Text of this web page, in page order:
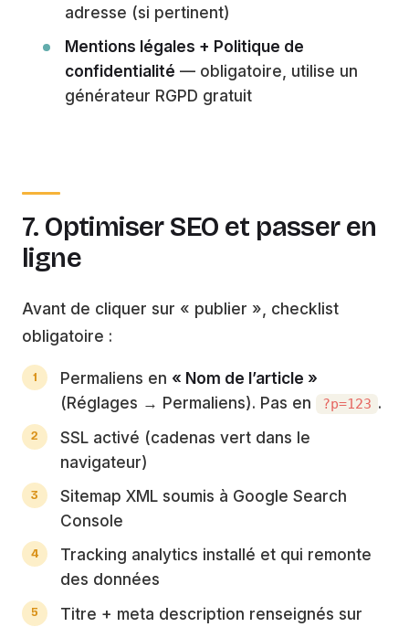
adresse (si pertinent)
Mentions légales + Politique de
confidentialité — obligatoire, utilise un
générateur RGPD gratuit
7. Optimiser SEO et passer en
ligne
Avant de cliquer sur « publier », checklist
obligatoire :
Permaliens en « Nom de l’article »
(Réglages → Permaliens). Pas en
?p=123 .
SSL activé (cadenas vert dans le
navigateur)
Sitemap XML soumis à Google Search
Console
Tracking analytics installé et qui remonte
des données
Titre + meta description renseignés sur